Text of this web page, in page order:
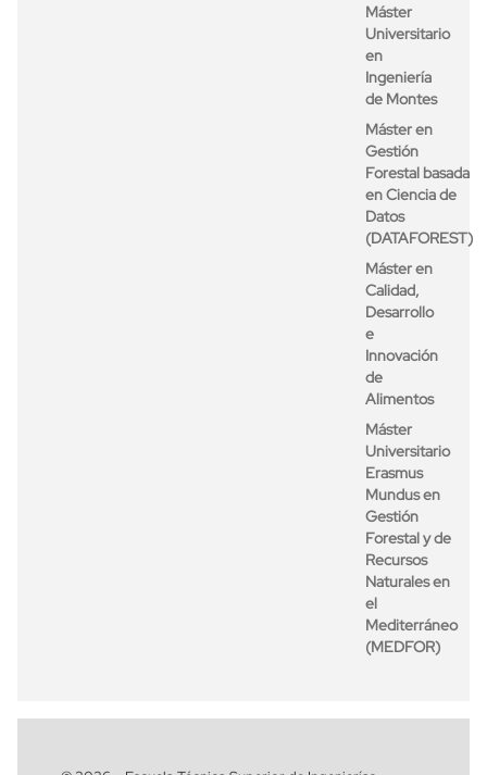
Máster
Universitario
en
Ingeniería
de Montes
Máster en
Gestión
Forestal basada
en Ciencia de
Datos
(DATAFOREST)
Máster en
Calidad,
Desarrollo
e
Innovación
de
Alimentos
Máster
Universitario
Erasmus
Mundus en
Gestión
Forestal y de
Recursos
Naturales en
el
Mediterráneo
(MEDFOR)